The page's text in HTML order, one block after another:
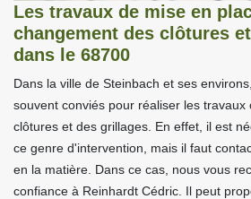
Les travaux de mise en
changement des clôtures
dans le 68700
Dans la ville de Steinbach et ses
souvent conviés pour réaliser les travaux
clôtures et des grillages. En effet, il est
ce genre d'intervention, mais il faut
en la matière. Dans ce cas, nous vous
confiance à Reinhardt Cédric. Il peut